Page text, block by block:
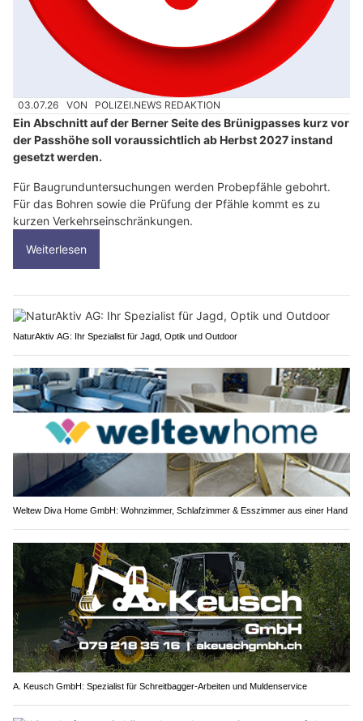
03.07.26 VON POLIZEI.NEWS REDAKTION
Ein Abschnitt auf der Berner Seite des Brünigpasses kurz vor
der Passhöhe soll voraussichtlich ab Herbst 2027 instand
gesetzt werden.
Für Baugrunduntersuchungen werden Probepfähle gebohrt.
Für das Bohren sowie die Prüfung der Pfähle kommt es zu
kurzen Verkehrseinschränkungen.
Weiterlesen
NaturAktiv AG: Ihr Spezialist für Jagd, Optik und Outdoor
Weltew Diva Home GmbH: Wohnzimmer, Schlafzimmer & Esszimmer aus einer Hand
A. Keusch GmbH: Spezialist für Schreitbagger-Arbeiten und Muldenservice